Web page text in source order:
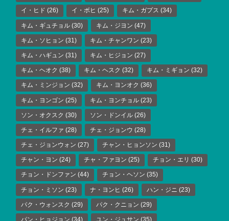
イ・ヒド (26) イ・ボヒ (25) キム・ガプス (34)
キム・ギュチョル (30) キム・ジヨン (47)
キム・ソヒョン (31) キム・チャンワン (23)
キム・ハギュン (31) キム・ヒジョン (27)
キム・ヘオク (38) キム・ヘスク (32) キム・ミギョン (32)
キム・ミンジョン (32) キム・ヨンオク (36)
キム・ヨンゴン (25) キム・ヨンチョル (23)
ソン・オクスク (30) ソン・ドンイル (26)
チェ・イルファ (28) チェ・ジョンウ (28)
チェ・ジョンウォン (27) チャン・ヒョンソン (31)
チャン・ヨン (24) チャ・ファヨン (25) チョン・エリ (30)
チョン・ドンファン (44) チョン・ヘソン (35)
チョン・ミソン (23) ナ・ヨンヒ (26) ハン・ジニ (23)
パク・ウォンスク (29) パク・クニョン (29)
パン・ヒョジョン (34) ユン・ジュサン (35)